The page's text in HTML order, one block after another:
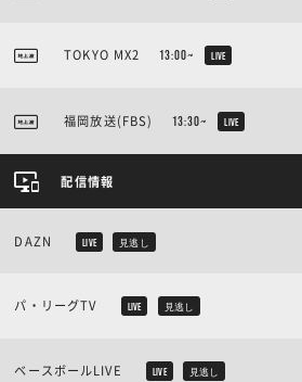
TOKYO MX2 13:00~ LIVE
福岡放送(FBS) 13:30~ LIVE
配信情報
DAZN LIVE 見逃し
パ・リーグTV LIVE 見逃し
ベースボールLIVE LIVE 見逃し